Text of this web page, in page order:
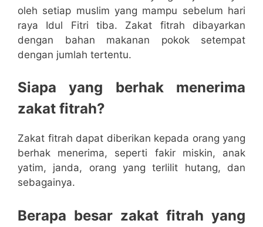
oleh setiap muslim yang mampu sebelum hari
raya Idul Fitri tiba. Zakat fitrah dibayarkan
dengan bahan makanan pokok setempat
dengan jumlah tertentu.
Siapa yang berhak menerima
zakat fitrah?
Zakat fitrah dapat diberikan kepada orang yang
berhak menerima, seperti fakir miskin, anak
yatim, janda, orang yang terlilit hutang, dan
sebagainya.
Berapa besar zakat fitrah yang